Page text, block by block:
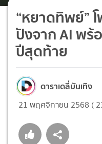
“หยาดทิพย์”
ปังจาก AI พร้
ปีสุดท้าย
ดาราเดลี่บันเทิง
21 พฤศจิกายน 2568 (